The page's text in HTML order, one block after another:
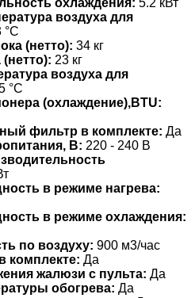
воздуха для
°С
(нетто): 34 кг
23 кг
воздуха для
°С
(охлаждение),BTU:
фильтр в комплекте: Да
В: 220 - 240 В
в режиме нагрева:
в режиме охлаждения:
по воздуху: 900 м3/час
комплекте: Да
жалюзи с пульта: Да
обогрева: Да